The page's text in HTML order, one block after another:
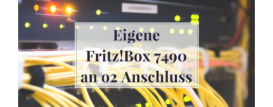
grösseres
Bild